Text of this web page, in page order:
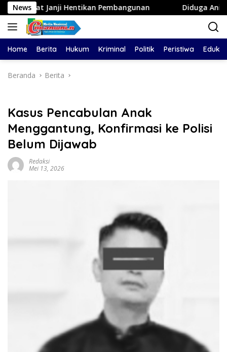
Langsung
ke
konten
News Pembangunan Diduga Aniaya Wanita di
Home Berita Hukum Kriminal Politik Peristiwa
Beranda Berita
Kasus Pencabulan Anak
Menggantung, Konfirmasi ke Polisi
Belum Dijawab
Redaksi
Mei 13, 2026